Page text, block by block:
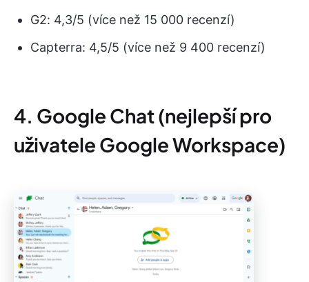
G2: 4,3/5 (více než 15 000 recenzí)
Capterra: 4,5/5 (více než 9 400 recenzí)
4. Google Chat (nejlepší pro
uživatele Google Workspace)